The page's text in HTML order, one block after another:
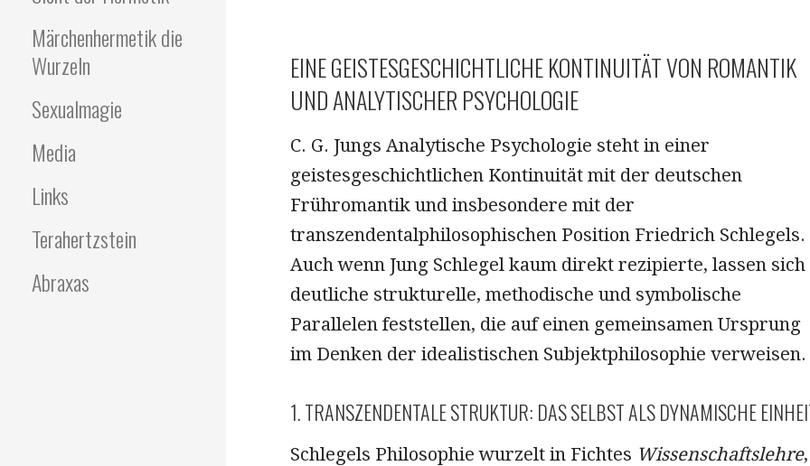
Märchenhermetik die
Wurzeln
Sexualmagie
Media
Links
Terahertzstein
Abraxas
EINE GEISTESGESCHICHTLICHE KONTINUITÄT VON ROMANTIK
UND ANALYTISCHER PSYCHOLOGIE
C. G. Jungs Analytische Psychologie steht in einer
geistesgeschichtlichen Kontinuität mit der deutschen
Frühromantik und insbesondere mit der
transzendentalphilosophischen Position Friedrich Schlegels.
Auch wenn Jung Schlegel kaum direkt rezipierte, lassen sich
deutliche strukturelle, methodische und symbolische
Parallelen feststellen, die auf einen gemeinsamen Ursprung
im Denken der idealistischen Subjektphilosophie verweisen.
1. TRANSZENDENTALE STRUKTUR: DAS SELBST ALS DYNAMISCHE
Schlegels Philosophie wurzelt in Fichtes Wissenschaftslehre,